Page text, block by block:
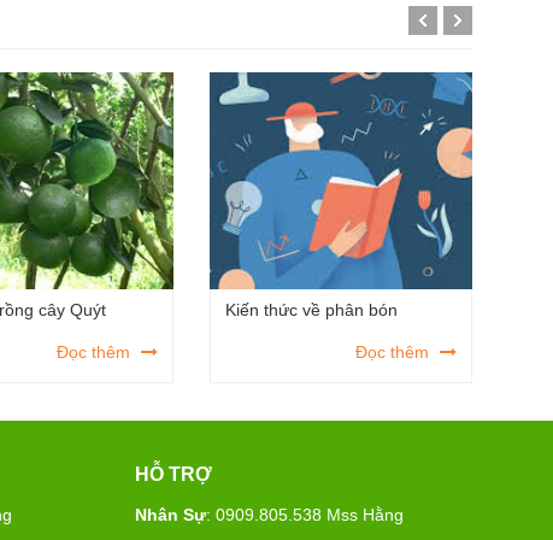
cây Quýt
Đọc thêm
Kiến thức về phân bón
Đọc thêm
HỖ TRỢ
Nhân Sự: 0909.805.538 Mss Hằng